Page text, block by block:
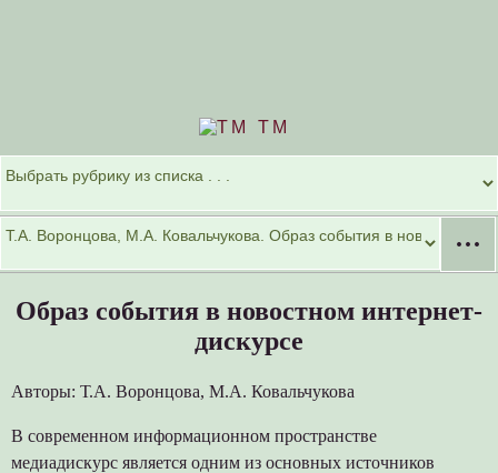
TM
···
Образ события в новостном интернет-
дискурсе
Авторы: Т.А. Воронцова, М.А. Ковальчукова
В современном информационном пространстве
медиадискурс является одним из основных источников